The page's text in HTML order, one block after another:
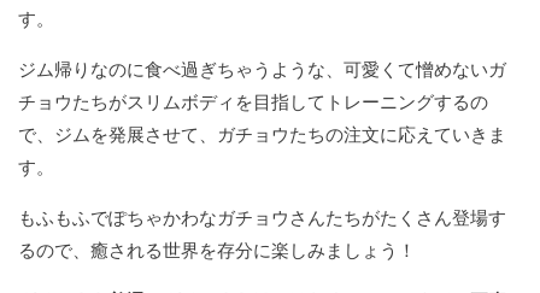
す。
ジム帰りなのに食べ過ぎちゃうような、可愛くて憎めないガ
チョウたちがスリムボディを目指してトレーニングするの
で、ジムを発展させて、ガチョウたちの注文に応えていきま
す。
もふもふでぽちゃかわなガチョウさんたちがたくさん登場す
るので、癒される世界を存分に楽しみましょう！